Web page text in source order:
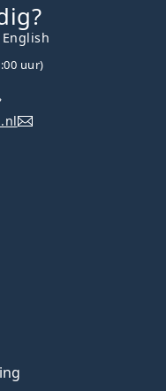
uur)